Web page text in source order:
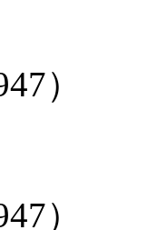
）
）